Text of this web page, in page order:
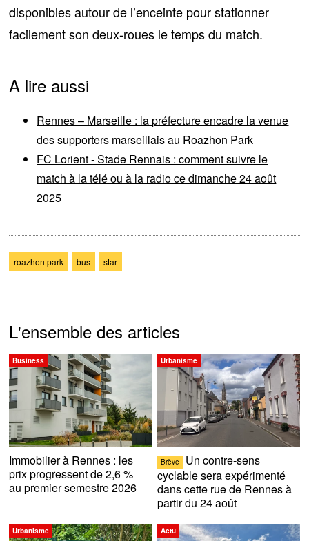
disponibles autour de l’enceinte pour stationner
facilement son deux-roues le temps du match.
A lire aussi
Rennes – Marseille : la préfecture encadre la venue
des supporters marseillais au Roazhon Park
FC Lorient - Stade Rennais : comment suivre le
match à la télé ou à la radio ce dimanche 24 août
2025
roazhon park bus star
L'ensemble des articles
Business
Immobilier à Rennes : les
prix progressent de 2,6 %
au premier semestre 2026
Urbanisme
Brève
Un contre-sens
cyclable sera expérimenté
dans cette rue de Rennes à
partir du 24 août
Urbanisme Actu